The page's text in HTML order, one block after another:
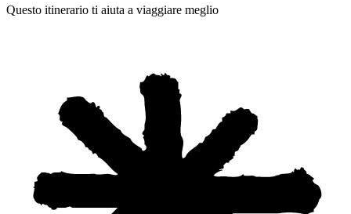
Questo itinerario ti aiuta a viaggiare meglio